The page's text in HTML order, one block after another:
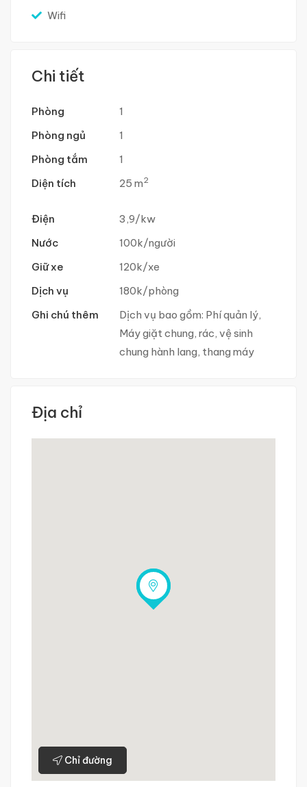
Wifi
Chi tiết
Phòng
1
Phòng ngủ
1
Phòng tắm
1
Diện tích
25 m2
Điện
3,9/kw
Nước
100k/người
Giữ xe
120k/xe
Dịch vụ
180k/phòng
Ghi chú thêm
Dịch vụ bao gồm: Phí quản lý,
Máy giặt chung, rác, vệ sinh
chung hành lang, thang máy
Địa chỉ
Chỉ đường